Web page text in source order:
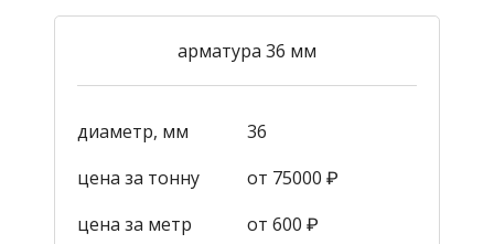
арматура 36 мм
диаметр, мм
36
цена за тонну
от 75000 ₽
цена за метр
от 600 ₽